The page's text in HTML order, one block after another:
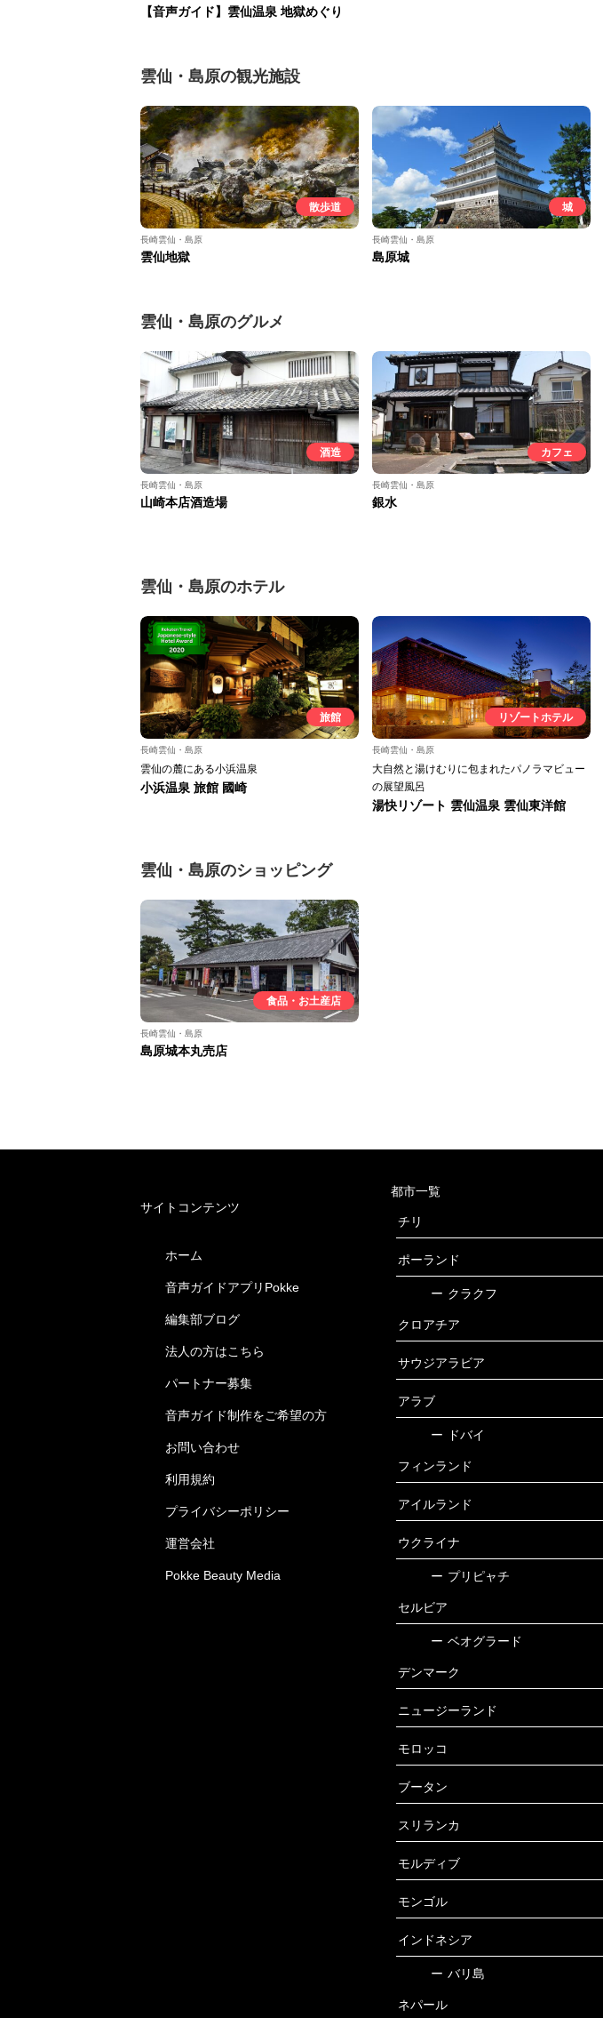
【音声ガイド】雲仙温泉 地獄めぐり
雲仙・島原の観光施設
散歩道
長崎雲仙・島原
雲仙地獄
城
長崎雲仙・島原
島原城
雲仙・島原のグルメ
酒造
長崎雲仙・島原
山崎本店酒造場
カフェ
長崎雲仙・島原
銀水
雲仙・島原のホテル
旅館
長崎雲仙・島原
雲仙の麓にある小浜温泉
小浜温泉 旅館 國崎
リゾートホテル
長崎雲仙・島原
大自然と湯けむりに包まれたパノラマビュー
の展望風呂
湯快リゾート 雲仙温泉 雲仙東洋館
雲仙・島原のショッピング
食品・お土産店
長崎雲仙・島原
島原城本丸売店
サイトコンテンツ
ホーム
音声ガイドアプリPokke
編集部ブログ
法人の方はこちら
パートナー募集
音声ガイド制作をご希望の方
お問い合わせ
利用規約
プライバシーポリシー
運営会社
Pokke Beauty Media
都市一覧
チリ
ポーランド
ー クラクフ
クロアチア
サウジアラビア
アラブ
ー ドバイ
フィンランド
アイルランド
ウクライナ
ー プリピャチ
セルビア
ー ベオグラード
デンマーク
ニュージーランド
モロッコ
ブータン
スリランカ
モルディブ
モンゴル
インドネシア
ー バリ島
ネパール